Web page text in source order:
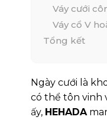
Váy cưới
Váy cổ V
Tổng kết
Ngày cưới là
có thể tôn vinh
ấy, HEHADA